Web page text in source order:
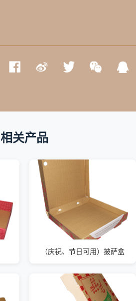
相关产品
（庆祝、节日可用）披萨盒